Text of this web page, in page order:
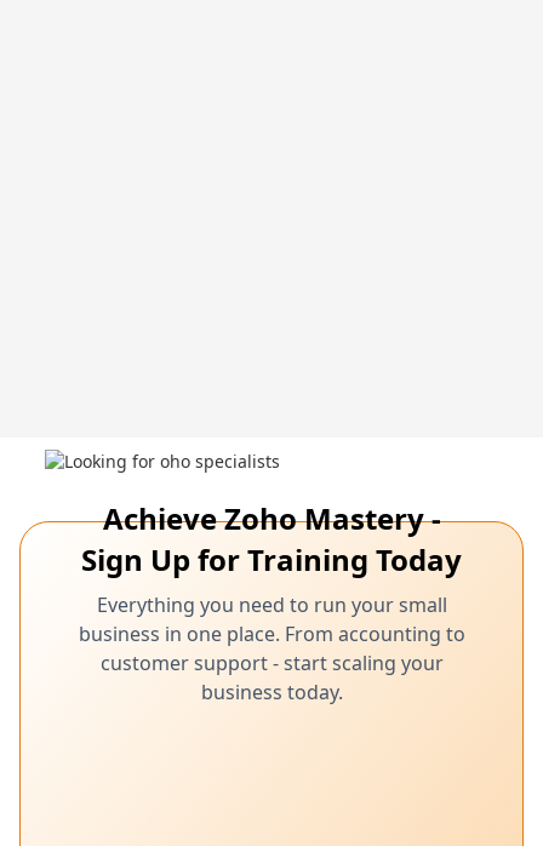
Achieve Zoho Mastery -
Sign Up for Training Today
Everything you need to run your small
business in one place. From accounting to
customer support - start scaling your
business today.